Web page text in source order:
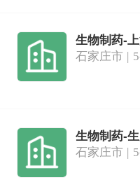
生物制药-
石家庄市
生物制药-
石家庄市